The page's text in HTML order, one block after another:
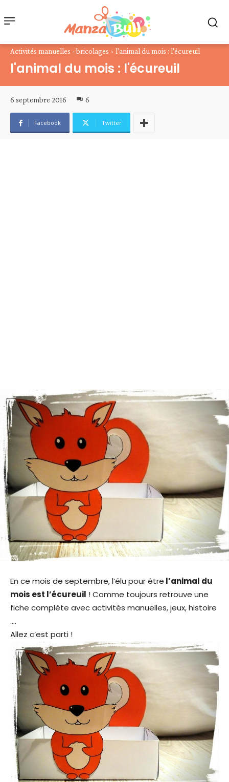
Activités manuelles - bricolages l'animal du mois : l'écureuil
l'animal du mois : l'écureuil
6 septembre 2016 6
Facebook Twitter
En ce mois de septembre, l’élu pour être l’animal du
mois est l’écureuil ! Comme toujours retrouve une
fiche complète avec activités manuelles, jeux, histoire
….
Allez c’est parti !